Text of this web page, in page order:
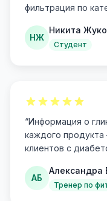
фильтрация по
НЖ
Никита
Студент
“Информация о
каждого
клиентов с
АБ
Александра
Тренер по